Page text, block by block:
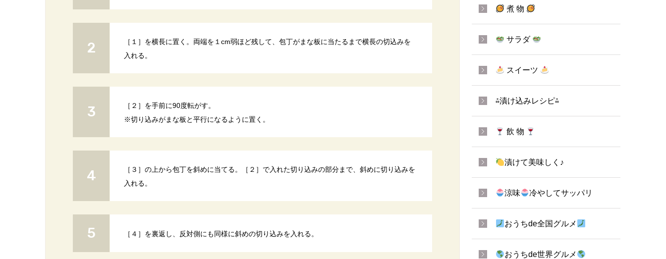
［１］を横長に置く。両端を１cm弱ほど残して、包丁がまな板に当たるまで横長の切込みを
入れる。
［２］を手前に90度転がす。
※切り込みがまな板と平行になるように置く。
［３］の上から包丁を斜めに当てる。［２］で入れた切り込みの部分まで、斜めに切り込みを
入れる。
［４］を裏返し、反対側にも同様に斜めの切り込みを入れる。
煮 物
サラダ
スイーツ
⁂漬け込みレシピ⁂
飲 物
漬けて美味しく♪
涼味 冷やしてサッパリ
おうちde全国グルメ
おうちde世界グルメ